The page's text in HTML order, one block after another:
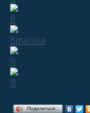
Поделиться…